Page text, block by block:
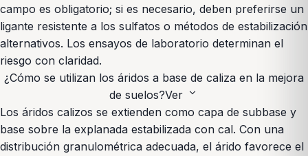
campo es obligatorio; si es necesario, deben preferirse un
ligante resistente a los sulfatos o métodos de estabilización
alternativos. Los ensayos de laboratorio determinan el
riesgo con claridad.
¿Cómo se utilizan los áridos a base de caliza en la mejora
de suelos?Ver expand_more
Los áridos calizos se extienden como capa de subbase y
base sobre la explanada estabilizada con cal. Con una
distribución granulométrica adecuada, el árido favorece el